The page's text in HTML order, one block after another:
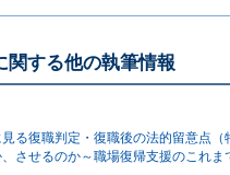
関する他の執筆情報
る復職判定・復職後の法的留意点
させるのか～職場復帰支援のこれま